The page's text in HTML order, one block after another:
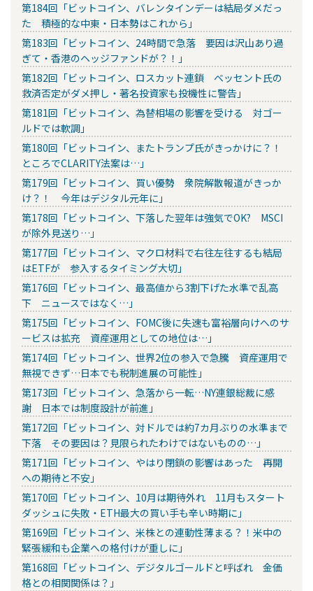
第184回「ビットコイン、バレンタインデーは結局ダメだっ
た 積極的な中東・日本勢はこれから」
第183回「ビットコイン、24時間で急落 要因は沢山あり過
ぎて・香港のヘッジファンドが？！」
第182回「ビットコイン、ロスカット連鎖 ベッセント氏の
救済否定がダメ押し・著名投資家も投機性に警告」
第181回「ビットコイン、為替相場の影響を受ける 対ゴー
ルドでは軟調」
第180回「ビットコイン、またトランプ氏がきっかけに？！
ところでCLARITY法案は…」
第179回「ビットコイン、買い優勢 衆院解散報道がきっか
け？！ 今年はデジタル元年に」
第178回「ビットコイン、下落した翌年は強気でOK? MSCI
が除外見送り…」
第177回「ビットコイン、マクロ材料で右往左往するも結局
はETFが 参入するタイミング大切」
第176回「ビットコイン、最高値から3割下げた水準で乱高
下 ニュースではなく…」
第175回「ビットコイン、FOMC後に失速も富裕層向けへのサ
ービスは拡充 資産運用としての地位は…」
第174回「ビットコイン、世界2位の参入で急騰 資産運用で
無視できず…日本でも税制進展の可能性」
第173回「ビットコイン、急落から一転…NY連銀総裁に感
謝 日本では制度設計が前進」
第172回「ビットコイン、対ドルでは約7カ月ぶりの水準まで
下落 その要因は？見限られたわけではないものの…」
第171回「ビットコイン、やはり閉鎖の影響はあった 再開
への期待と不安」
第170回「ビットコイン、10月は期待外れ 11月もスタート
ダッシュに失敗・ETH最大の買い手も辛い時期に」
第169回「ビットコイン、米株との連動性薄まる？！米中の
緊張緩和も企業への格付けが重しに」
第168回「ビットコイン、デジタルゴールドと呼ばれ 金価
格との相関関係は？」